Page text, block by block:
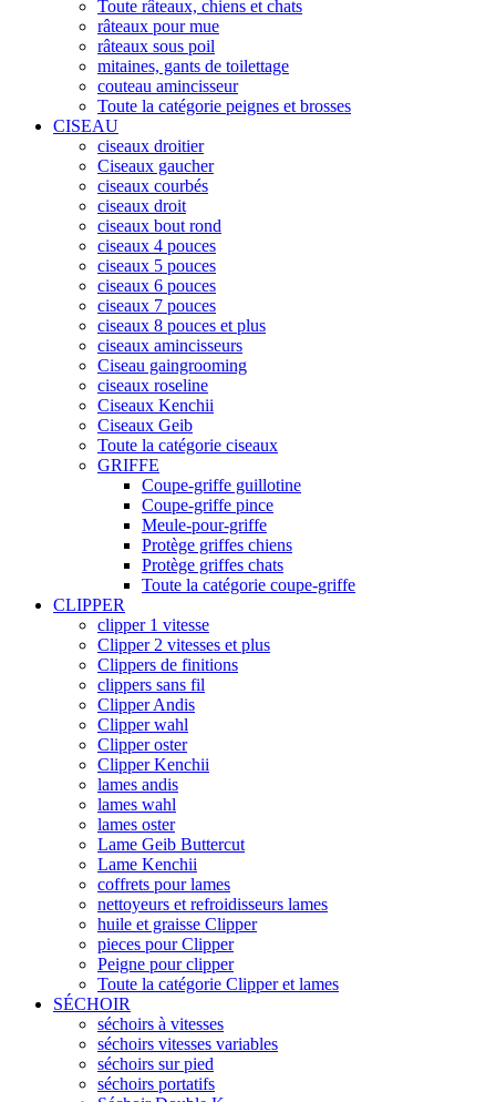
Toute râteaux, chiens et chats
râteaux pour mue
râteaux sous poil
mitaines, gants de toilettage
couteau amincisseur
Toute la catégorie peignes et brosses
CISEAU
ciseaux droitier
Ciseaux gaucher
ciseaux courbés
ciseaux droit
ciseaux bout rond
ciseaux 4 pouces
ciseaux 5 pouces
ciseaux 6 pouces
ciseaux 7 pouces
ciseaux 8 pouces et plus
ciseaux amincisseurs
Ciseau gaingrooming
ciseaux roseline
Ciseaux Kenchii
Ciseaux Geib
Toute la catégorie ciseaux
GRIFFE
Coupe-griffe guillotine
Coupe-griffe pince
Meule-pour-griffe
Protège griffes chiens
Protège griffes chats
Toute la catégorie coupe-griffe
CLIPPER
clipper 1 vitesse
Clipper 2 vitesses et plus
Clippers de finitions
clippers sans fil
Clipper Andis
Clipper wahl
Clipper oster
Clipper Kenchii
lames andis
lames wahl
lames oster
Lame Geib Buttercut
Lame Kenchii
coffrets pour lames
nettoyeurs et refroidisseurs lames
huile et graisse Clipper
pieces pour Clipper
Peigne pour clipper
Toute la catégorie Clipper et lames
SÉCHOIR
séchoirs à vitesses
séchoirs vitesses variables
séchoirs sur pied
séchoirs portatifs